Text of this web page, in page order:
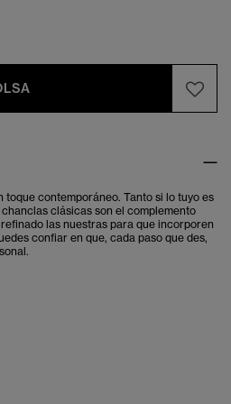
contemporáneo. Tanto si lo tuyo es
clásicas son el complemento
las nuestras para que incorporen
confiar en que, cada paso que des,